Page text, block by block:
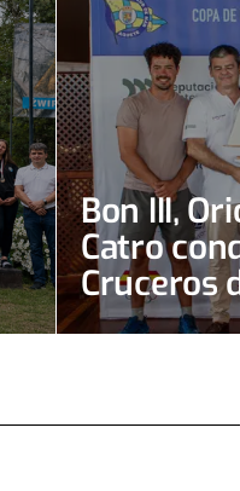
Bon III,
Catro
Cruceros